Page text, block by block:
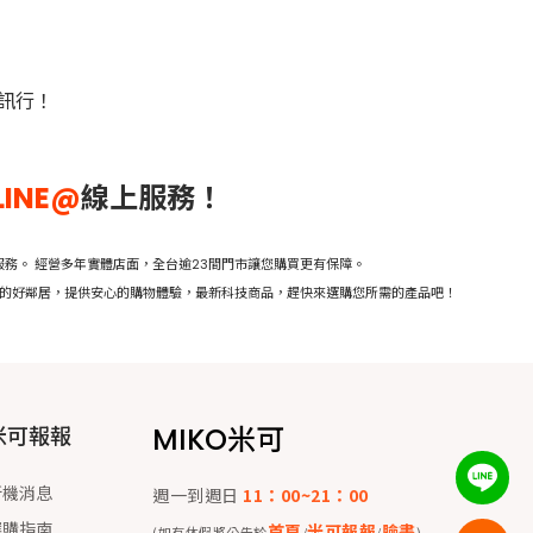
行！
線上服務！
。 經營多年實體店面，全台逾23間門市讓您購買更有保障。
鄰居，提供安心的購物體驗，最新科技商品，趕快來選購您所需的產品吧！
可報報
消息
MIKO米可
週一到週日 11：00~21：00